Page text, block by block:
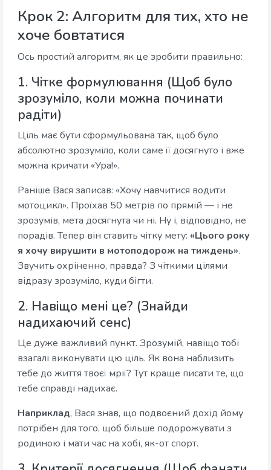
Крок 2: Алгоритм для тих, хто не
хоче бовтатися
Ось простий алгоритм, як це зробити правильно:
1. Чітке формулювання (Щоб було
зрозуміло, коли можна починати
радіти)
Ціль має бути сформульована так, щоб було
абсолютно зрозуміло, коли саме її досягнуто і вже
можна кричати «Ура!».
Раніше Вася записав: «Хочу навчитися водити
мотоцикл». Проїхав 50 метрів по прямій — і не
зрозумів, мета досягнута чи ні. Ну і, відповідно, не
порадів. Тепер він ставить чітку мету: «Цього року
я хочу вирушити в мотоподорож на тиждень».
Звучить охріненно, правда? З чіткими цілями
відразу зрозуміло, куди бігти.
2. Навіщо мені це? (Знайди
надихаючий сенс)
Це дуже важливий пункт. Зрозумій, навіщо тобі
взагалі виконувати цю ціль. Як вона наблизить
тебе до життя твоєї мрії? Тут краще писати те, що
тебе справді надихає.
Наприклад, Вася знав, що подвоєний дохід йому
потрібен для того, щоб більше подорожувати з
родиною і мати час на хобі, як-от спорт.